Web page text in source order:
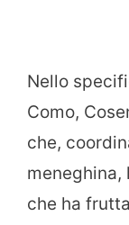
Nello
Como,
che,
meneghina,
che ha